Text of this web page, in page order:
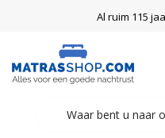
Al ruim 115